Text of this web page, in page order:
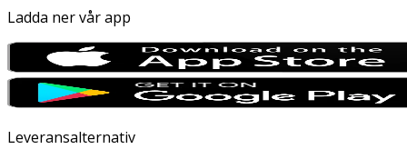
Ladda ner vår app
Leveransalternativ